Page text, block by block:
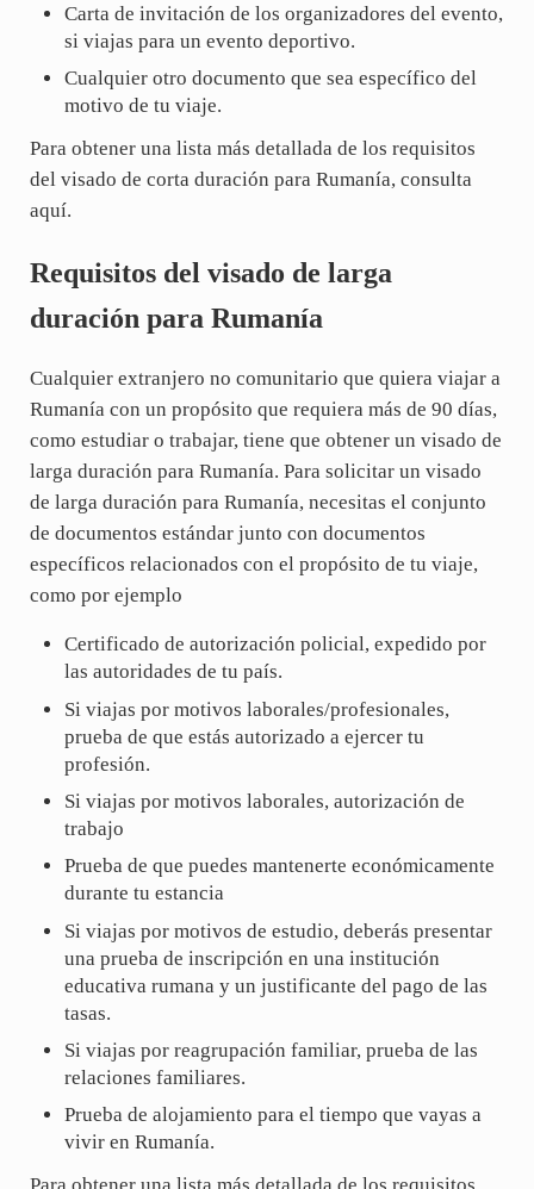
Carta de invitación de los organizadores del evento,
si viajas para un evento deportivo.
Cualquier otro documento que sea específico del
motivo de tu viaje.
Para obtener una lista más detallada de los requisitos
del visado de corta duración para Rumanía, consulta
aquí.
Requisitos del visado de larga
duración para Rumanía
Cualquier extranjero no comunitario que quiera viajar a
Rumanía con un propósito que requiera más de 90 días,
como estudiar o trabajar, tiene que obtener un visado de
larga duración para Rumanía. Para solicitar un visado
de larga duración para Rumanía, necesitas el conjunto
de documentos estándar junto con documentos
específicos relacionados con el propósito de tu viaje,
como por ejemplo
Certificado de autorización policial, expedido por
las autoridades de tu país.
Si viajas por motivos laborales/profesionales,
prueba de que estás autorizado a ejercer tu
profesión.
Si viajas por motivos laborales, autorización de
trabajo
Prueba de que puedes mantenerte económicamente
durante tu estancia
Si viajas por motivos de estudio, deberás presentar
una prueba de inscripción en una institución
educativa rumana y un justificante del pago de las
tasas.
Si viajas por reagrupación familiar, prueba de las
relaciones familiares.
Prueba de alojamiento para el tiempo que vayas a
vivir en Rumanía.